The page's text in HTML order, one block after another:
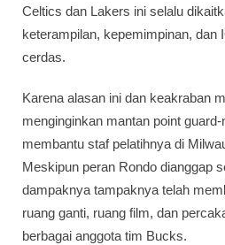
Celtics dan Lakers ini selalu
keterampilan, kepemimpinan, dan
cerdas.
Karena alasan ini dan keakraban
menginginkan mantan point
membantu staf pelatihnya di
Meskipun peran Rondo dianggap
dampaknya tampaknya telah
ruang ganti, ruang film, dan
berbagai anggota tim Bucks.